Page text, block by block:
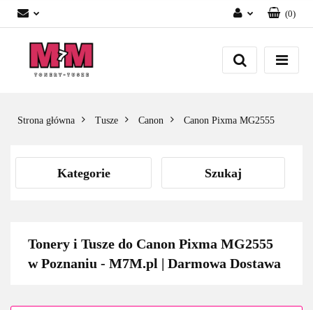
Zaloguj się
Załóż konto
(0)
Strona główna Tusze Canon Canon Pixma MG2555
Kategorie Szukaj
Tonery i Tusze do Canon Pixma MG2555
w Poznaniu - M7M.pl | Darmowa Dostawa